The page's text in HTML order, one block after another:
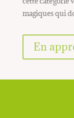
magiques qui
En